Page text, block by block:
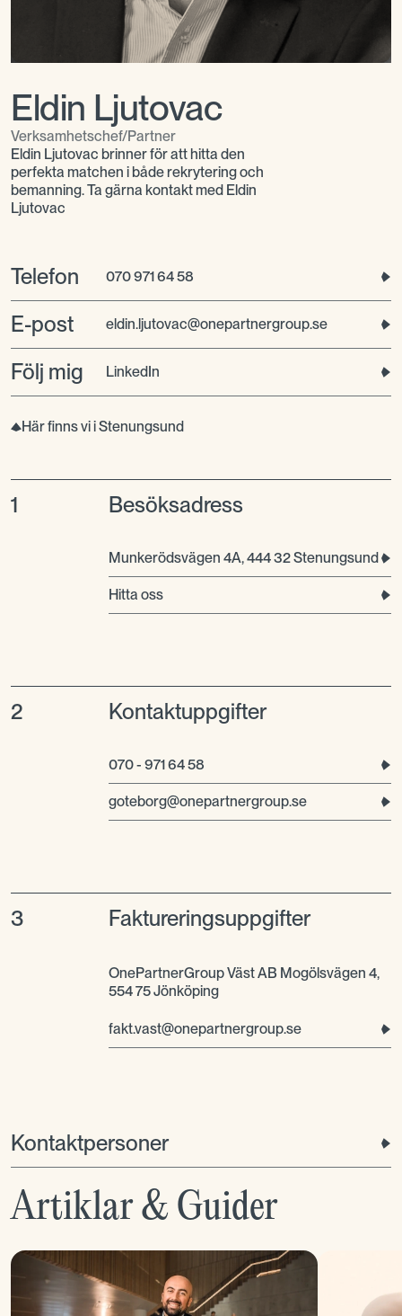
Eldin Ljutovac
Verksamhetschef/Partner
Eldin Ljutovac brinner för att hitta den
perfekta matchen i både rekrytering och
bemanning. Ta gärna kontakt med Eldin
Ljutovac
Telefon 070 971 64 58
E-post eldin.ljutovac@onepartnergroup.se
Följ mig LinkedIn
Här finns vi i Stenungsund
1 Besöksadress
Munkerödsvägen 4A, 444 32 Stenungsund
Hitta oss
2 Kontaktuppgifter
070 - 971 64 58
goteborg@onepartnergroup.se
3 Faktureringsuppgifter
OnePartnerGroup Väst AB Mogölsvägen 4,
554 75 Jönköping
fakt.vast@onepartnergroup.se
Kontaktpersoner
Artiklar & Guider